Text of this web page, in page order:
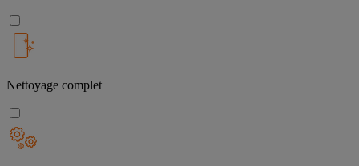
Nettoyage complet